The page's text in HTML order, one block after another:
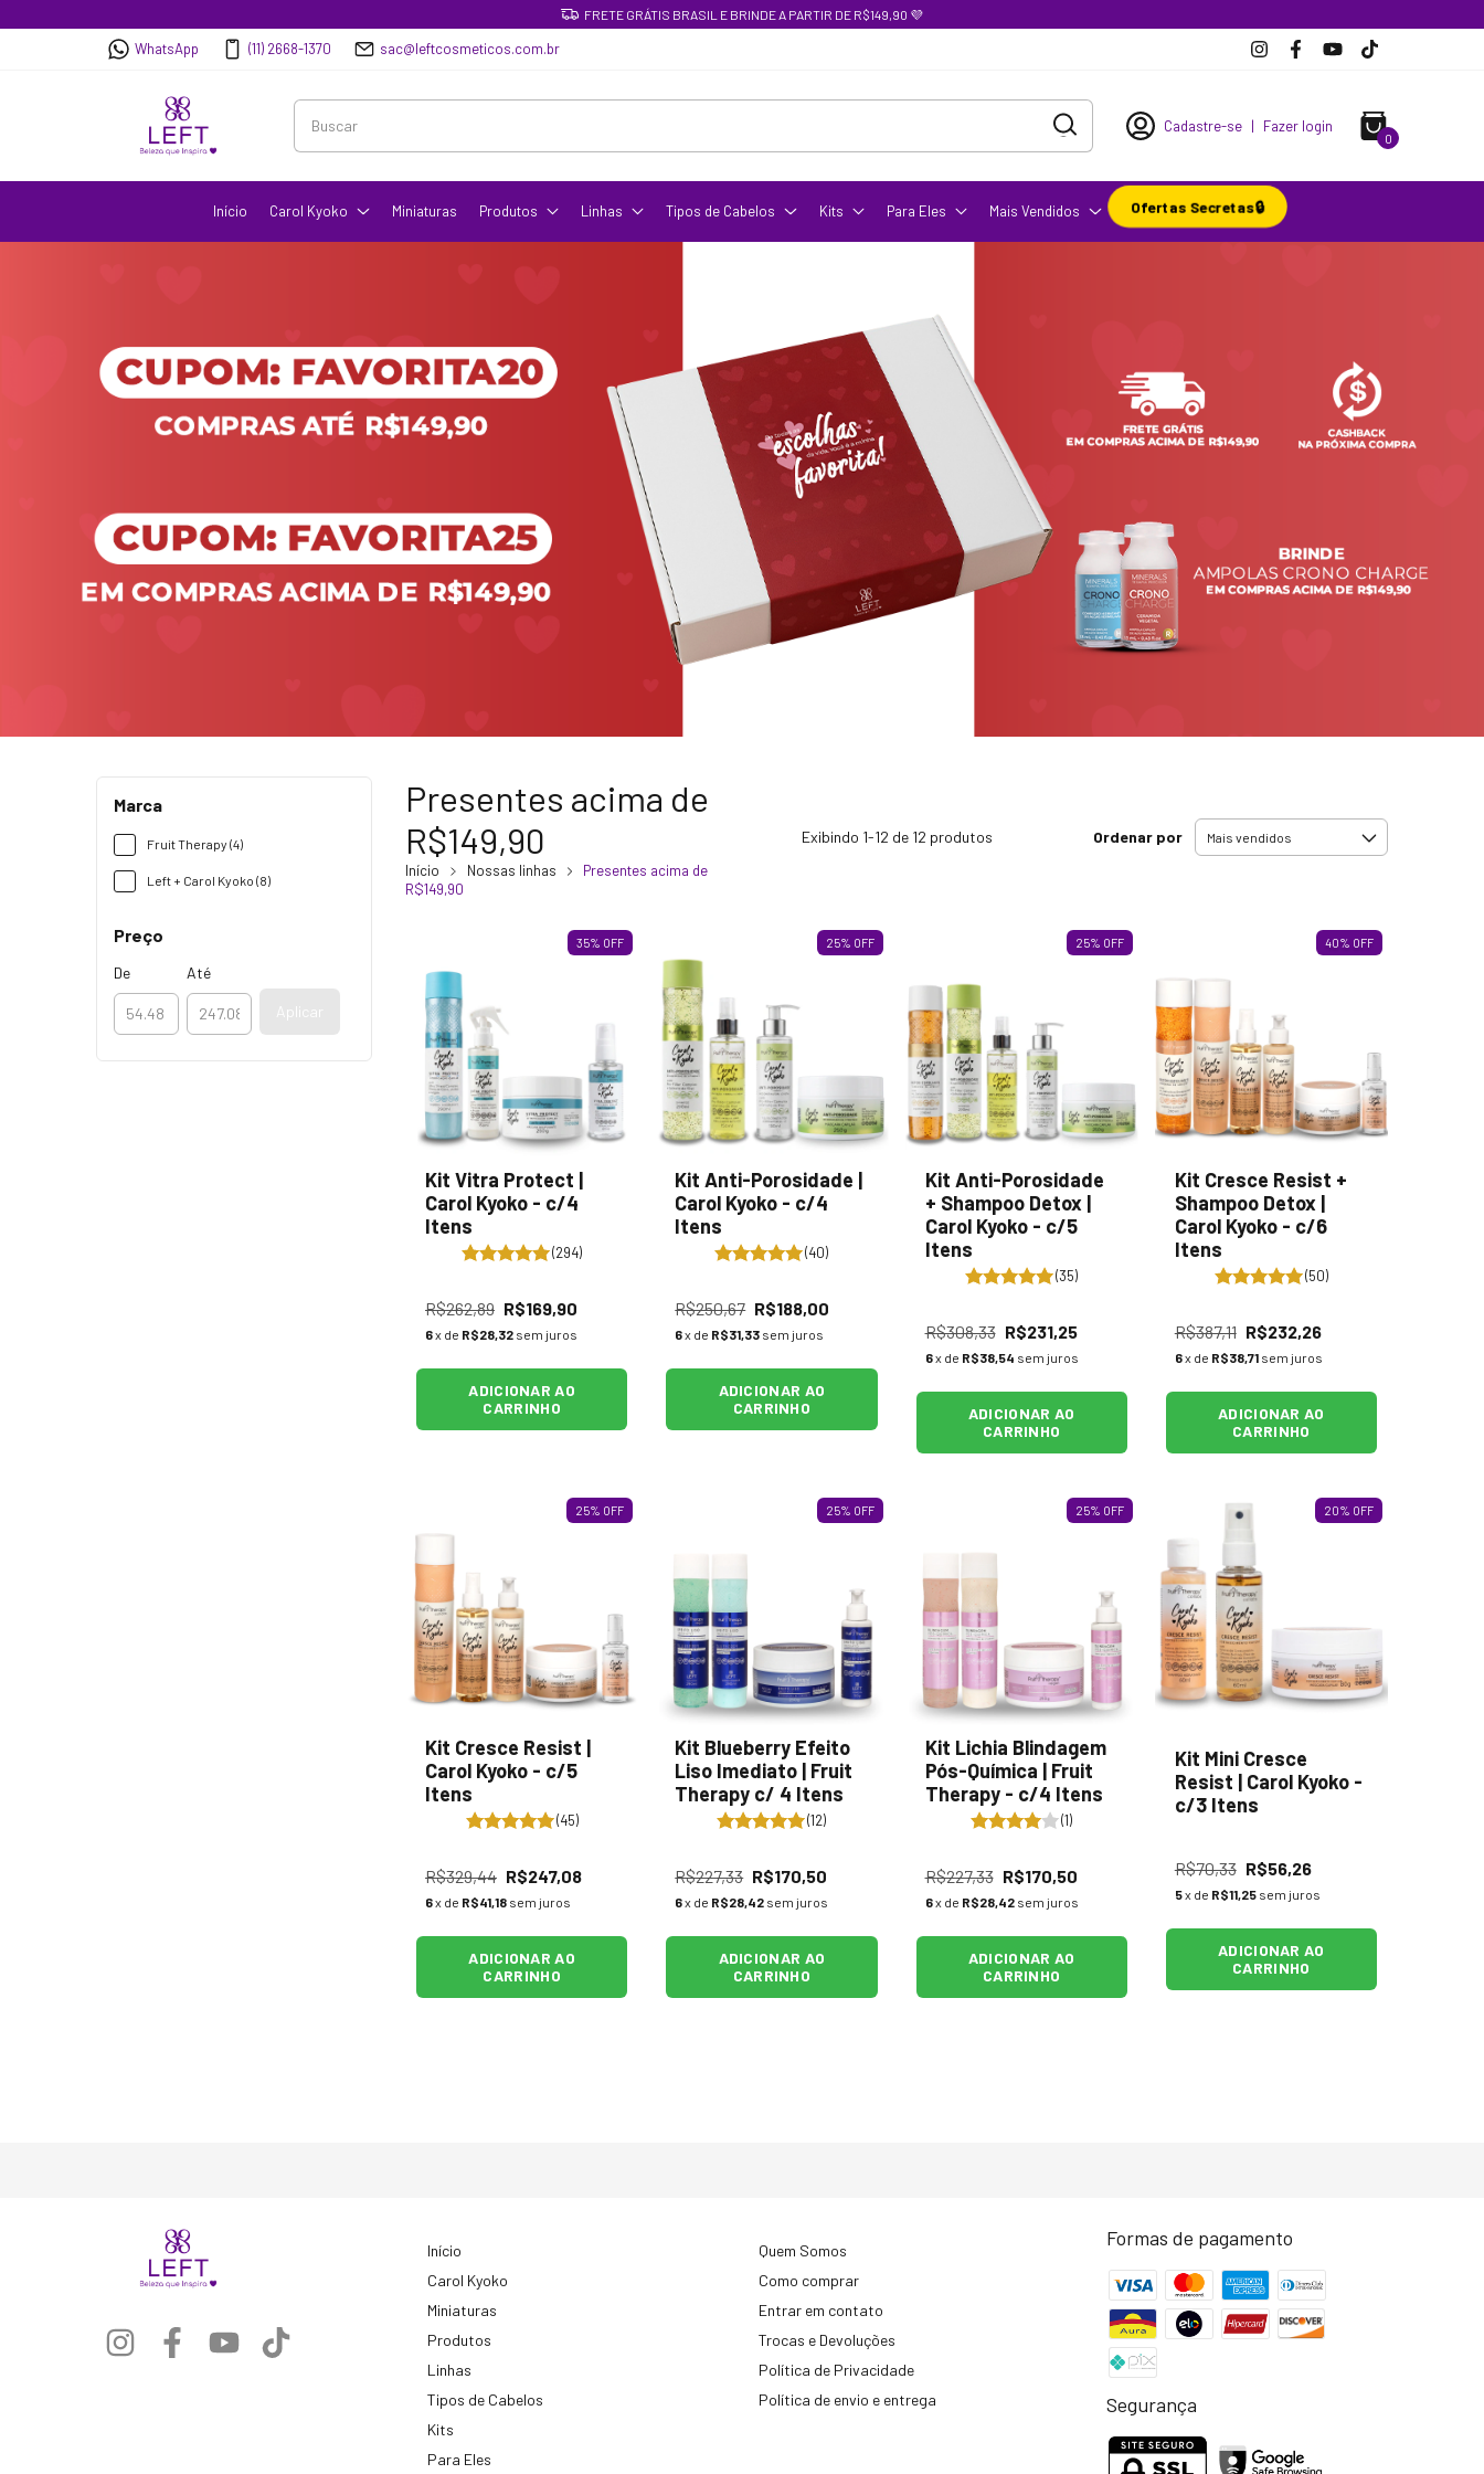
FRETE GRÁTIS BRASIL E BRINDE A PARTIR DE R$149,90 💜
WhatsApp (11) 2668-1370 sac@leftcosmeticos.com.br
Cadastre-se | Fazer login
0
Início Carol Kyoko Miniaturas Produtos Linhas Tipos de Cabelos Kits Para Eles Mais Vendidos Ofertas Secretas🔒
Marca
Fruit Therapy (4)
Left + Carol Kyoko (8)
Preço
De Até
Aplicar
Presentes acima de
R$149,90
Início Nossas linhas
Presentes acima de
R$149,90
Exibindo 1-12 de 12 produtos Ordenar por
35% OFF
Kit Vitra Protect |
Carol Kyoko - c/4
Itens
(294)
R$262,89 R$169,90
6x de R$28,32 sem juros
ADICIONAR AO
CARRINHO
25% OFF
Kit Anti-Porosidade |
Carol Kyoko - c/4
Itens
(40)
R$250,67 R$188,00
6x de R$31,33 sem juros
ADICIONAR AO
CARRINHO
25% OFF
Kit Anti-Porosidade
+ Shampoo Detox |
Carol Kyoko - c/5
Itens
(35)
R$308,33 R$231,25
6x de R$38,54 sem juros
ADICIONAR AO
CARRINHO
40% OFF
Kit Cresce Resist +
Shampoo Detox |
Carol Kyoko - c/6
Itens
(50)
R$387,11 R$232,26
6x de R$38,71 sem juros
ADICIONAR AO
CARRINHO
25% OFF
Kit Cresce Resist |
Carol Kyoko - c/5
Itens
(45)
R$329,44 R$247,08
6x de R$41,18 sem juros
ADICIONAR AO
CARRINHO
25% OFF
Kit Blueberry Efeito
Liso Imediato | Fruit
Therapy c/ 4 Itens
(12)
R$227,33 R$170,50
6x de R$28,42 sem juros
ADICIONAR AO
CARRINHO
25% OFF
Kit Lichia Blindagem
Pós-Química | Fruit
Therapy - c/4 Itens
(1)
R$227,33 R$170,50
6x de R$28,42 sem juros
ADICIONAR AO
CARRINHO
20% OFF
Kit Mini Cresce
Resist | Carol Kyoko -
c/3 Itens
R$70,33 R$56,26
5x de R$11,25 sem juros
ADICIONAR AO
CARRINHO
Início
Carol Kyoko
Miniaturas
Produtos
Linhas
Tipos de Cabelos
Kits
Para Eles
Quem Somos
Como comprar
Entrar em contato
Trocas e Devoluções
Política de Privacidade
Política de envio e entrega
Formas de pagamento
Segurança